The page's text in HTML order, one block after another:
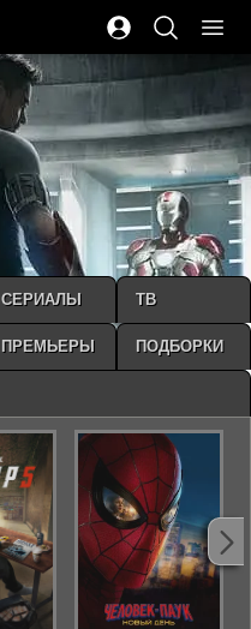
СЕРИАЛЫ ТВ
ПРЕМЬЕРЫ ПОДБОРКИ